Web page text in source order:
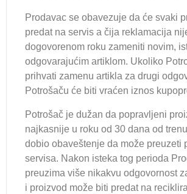
Prodavac se obavezuje da će svaki
predat na servis a čija reklamacija
dogovorenom roku zameniti novim,
odgovarajućim artiklom. Ukoliko
prihvati zamenu artikla za drugi
Potrošaču će biti vraćen iznos
Potrošač je dužan da popravljeni
najkasnije u roku od 30 dana od
dobio obaveštenje da može preuzeti
servisa. Nakon isteka tog perioda
preuzima više nikakvu odgovornost
i proizvod može biti predat na